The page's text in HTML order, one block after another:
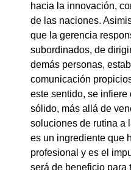
hacia la innovación,
de las naciones.
que la gerencia
subordinados, de
demás personas,
comunicación
este sentido, se infiere
sólido, más allá de
soluciones de rutina a
es un ingrediente que
profesional y es el
será de beneficio para